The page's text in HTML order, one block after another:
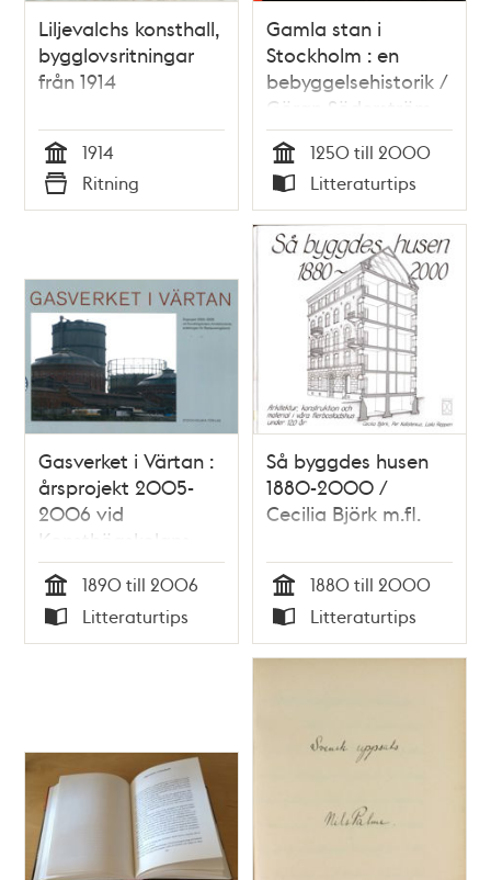
Liljevalchs konsthall,
bygglovsritningar
från 1914
Tid
1914
Typ
Ritning
Gamla stan i
Stockholm : en
bebyggelsehistorik /
Göran Söderström,
Margareta Cramér
Tid
1250 till 2000
Typ
Litteraturtips
Gasverket i Värtan :
årsprojekt 2005-
2006 vid
Konsthögskolans
arkitekturskola,
avdelningen för
restaureringskonst.
Tid
1890 till 2006
Typ
Litteraturtips
Så byggdes husen
1880-2000 /
Cecilia Björk m.fl.
Tid
1880 till 2000
Typ
Litteraturtips